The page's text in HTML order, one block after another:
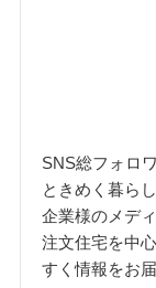
SNS総フォロ
ときめく暮ら
企業様のメデ
注文住宅を中
すく情報をお